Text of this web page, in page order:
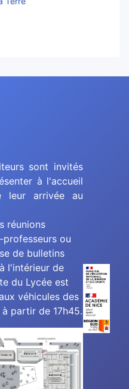
sont invités
à l'accueil
leur arrivée au
réunions
professeurs ou
de bulletins
l'intérieur de
du Lycée est
véhicules des
partir de 17h45.